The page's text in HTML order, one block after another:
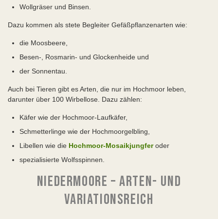
Wollgräser und Binsen.
Dazu kommen als stete Begleiter Gefäßpflanzenarten wie:
die Moosbeere,
Besen-, Rosmarin- und Glockenheide und
der Sonnentau.
Auch bei Tieren gibt es Arten, die nur im Hochmoor leben,
darunter über 100 Wirbellose. Dazu zählen:
Käfer wie der Hochmoor-Laufkäfer,
Schmetterlinge wie der Hochmoorgelbling,
Libellen wie die Hochmoor-Mosaikjungferoder
spezialisierte Wolfsspinnen.
NIEDERMOORE – ARTEN- UND
VARIATIONSREICH